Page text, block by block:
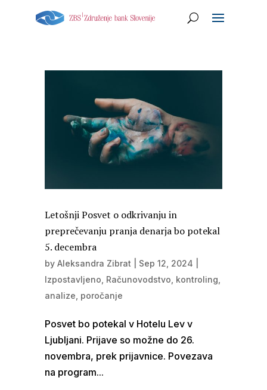
Letošnji Posvet o odkrivanju in
preprečevanju pranja denarja bo potekal
5. decembra
by Aleksandra Zibrat Sep 12, 2024
Izpostavljeno Računovodstvo, kontroling,
analize, poročanje
Posvet bo potekal v Hotelu Lev v
Ljubljani. Prijave so možne do 26.
novembra, prek prijavnice. Povezava
na program...